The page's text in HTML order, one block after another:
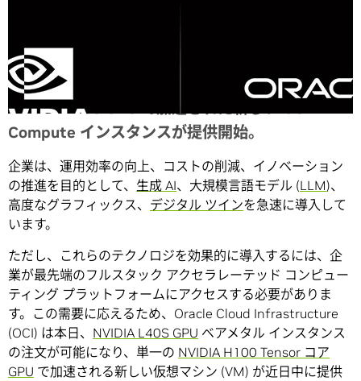
NVIDIA L40S GPU で加速された新しい OCI
Compute インスタンスが提供開始。
企業は、運用効率の向上、コストの削減、イノベーション
の推進を目的として、 生成 AI、大規模言語モデル (LLM)、
高度なグラフィックス、 デジタル ツインを急速に導入して
います。
ただし、これらのテクノロジを効果的に導入するには、企
業が最先端のフルスタック アクセラレーテッド コンピュー
ティング プラットフォームにアクセスする必要がありま
す。この需要に応えるため、Oracle Cloud Infrastructure
(OCI) は本日、 NVIDIA L40S GPU ベアメタル インスタンス
の注文が可能になり、単一の NVIDIA H100 Tensor コア
GPU で加速される新しい仮想マシン (VM) が近日中に提供